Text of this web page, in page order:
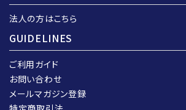
法人の方はこちら
GUIDELINES
ご利用ガイド
お問い合わせ
メールマガジン登録